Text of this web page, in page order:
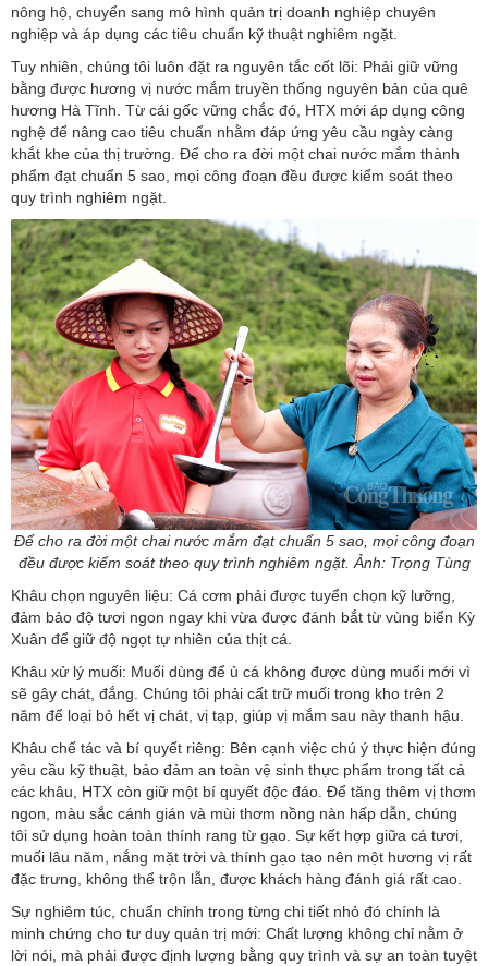
nông hộ, chuyển sang mô hình quản trị doanh nghiệp chuyên
nghiệp và áp dụng các tiêu chuẩn kỹ thuật nghiêm ngặt.
Tuy nhiên, chúng tôi luôn đặt ra nguyên tắc cốt lõi: Phải giữ vững
bằng được hương vị nước mắm truyền thống nguyên bản của quê
hương Hà Tĩnh. Từ cái gốc vững chắc đó, HTX mới áp dụng công
nghệ để nâng cao tiêu chuẩn nhằm đáp ứng yêu cầu ngày càng
khắt khe của thị trường. Để cho ra đời một chai nước mắm thành
phẩm đạt chuẩn 5 sao, mọi công đoạn đều được kiểm soát theo
quy trình nghiêm ngặt.
Để cho ra đời một chai nước mắm đạt chuẩn 5 sao, mọi công đoạn
đều được kiểm soát theo quy trình nghiêm ngặt. Ảnh: Trọng Tùng
Khâu chọn nguyên liệu: Cá cơm phải được tuyển chọn kỹ lưỡng,
đảm bảo độ tươi ngon ngay khi vừa được đánh bắt từ vùng biển Kỳ
Xuân để giữ độ ngọt tự nhiên của thịt cá.
Khâu xử lý muối: Muối dùng để ủ cá không được dùng muối mới vì
sẽ gây chát, đắng. Chúng tôi phải cất trữ muối trong kho trên 2
năm để loại bỏ hết vị chát, vị tạp, giúp vị mắm sau này thanh hậu.
Khâu chế tác và bí quyết riêng: Bên cạnh việc chú ý thực hiện đúng
yêu cầu kỹ thuật, bảo đảm an toàn vệ sinh thực phẩm trong tất cả
các khâu, HTX còn giữ một bí quyết độc đáo. Để tăng thêm vị thơm
ngon, màu sắc cánh gián và mùi thơm nồng nàn hấp dẫn, chúng
tôi sử dụng hoàn toàn thính rang từ gạo. Sự kết hợp giữa cá tươi,
muối lâu năm, nắng mặt trời và thính gạo tạo nên một hương vị rất
đặc trưng, không thể trộn lẫn, được khách hàng đánh giá rất cao.
Sự nghiêm túc, chuẩn chỉnh trong từng chi tiết nhỏ đó chính là
minh chứng cho tư duy quản trị mới: Chất lượng không chỉ nằm ở
lời nói, mà phải được định lượng bằng quy trình và sự an toàn tuyệt